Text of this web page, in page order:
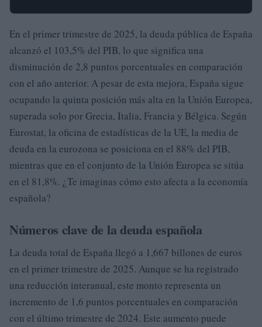
En el primer trimestre de 2025, la deuda pública de España
alcanzó el 103,5% del PIB, lo que significa una
disminución de 2,8 puntos porcentuales en comparación
con el año anterior. A pesar de esta mejora, España sigue
ocupando la quinta posición más alta en la Unión Europea,
superada solo por Grecia, Italia, Francia y Bélgica. Según
Eurostat, la oficina de estadísticas de la UE, la media de
deuda en la eurozona se posiciona en el 88% del PIB,
mientras que en el conjunto de la Unión Europea se sitúa
en el 81,8%. ¿Te imaginas cómo esto afecta a la economía
española?
Números clave de la deuda española
La deuda total de España llegó a 1,667 billones de euros
en el primer trimestre de 2025. Aunque se ha registrado
una reducción interanual, este monto representa un
incremento de 1,6 puntos porcentuales en comparación
con el último trimestre de 2024. Este aumento puede